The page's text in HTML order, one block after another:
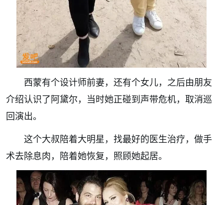
西蒙有个设计师前妻，还有个女儿，之后由朋友
介绍认识了阿黛尔，当时她正碰到声带危机，取消巡
回演出。
这个大叔陪着大明星，找最好的医生治疗，做手
术去除息肉，陪着她恢复，照顾她起居。